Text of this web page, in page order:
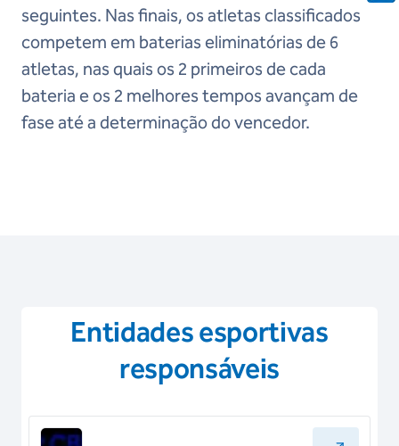
seguintes. Nas finais, os atletas classificados
competem em baterias eliminatórias de 6
atletas, nas quais os 2 primeiros de cada
bateria e os 2 melhores tempos avançam de
fase até a determinação do vencedor.
Entidades esportivas
responsáveis